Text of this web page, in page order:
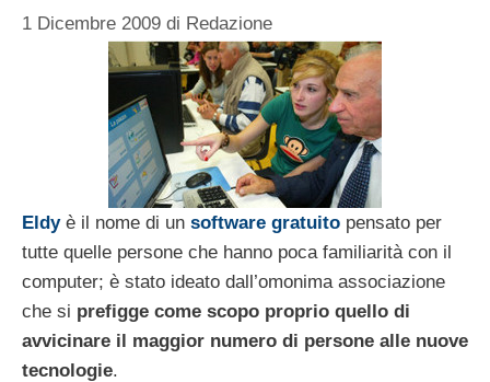
1 Dicembre 2009 di Redazione
Eldyè il nome di un software gratuito pensato per
tutte quelle persone che hanno poca familiarità con il
computer; è stato ideato dall’omonima associazione
che si prefigge come scopo proprio quello di
avvicinare il maggior numero di persone alle nuove
tecnologie.